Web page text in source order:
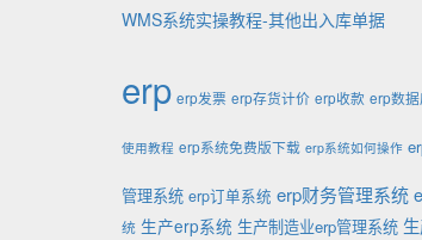
WMS系统实操教程-其他出入库单据
erp erp发票 erp存货计价 erp收款 erp数
使用教程 erp系统免费版下载 erp系统如何操作
管理系统 erp订单系统 erp财务管理系统
统 生产erp系统 生产制造业erp管理系统